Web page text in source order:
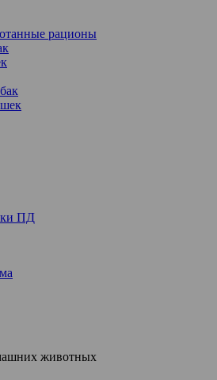
рационы
ПД
животных